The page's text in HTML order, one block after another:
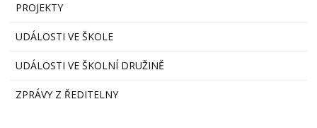
PROJEKTY
UDÁLOSTI VE ŠKOLE
UDÁLOSTI VE ŠKOLNÍ DRUŽINĚ
ZPRÁVY Z ŘEDITELNY